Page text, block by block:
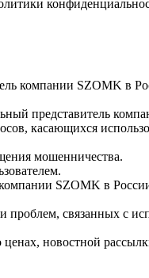
компании SZOMK в
представитель
касающихся
мошенничества.
SZOMK в
связанных с
новостной